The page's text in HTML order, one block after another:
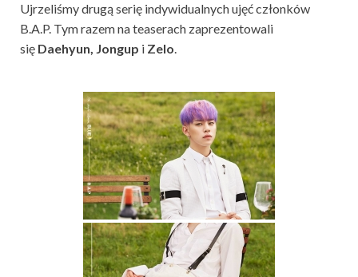
Ujrzeliśmy drugą serię indywidualnych ujęć członków
B.A.P. Tym razem na teaserach zaprezentowali
się Daehyun, Jongup i Zelo.